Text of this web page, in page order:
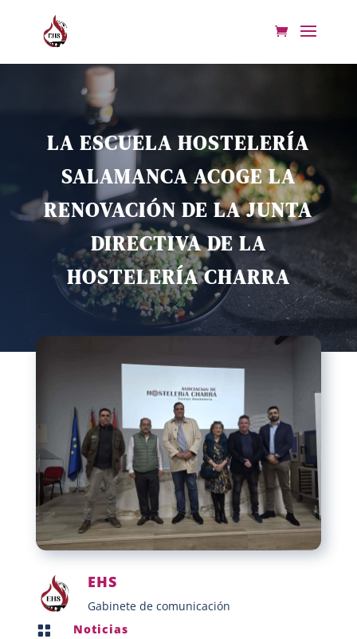
LA ESCUELA HOSTELERÍA
SALAMANCA ACOGE LA
RENOVACIÓN DE LA JUNTA
DIRECTIVA DE LA
HOSTELERÍA CHARRA
EHS
Gabinete de comunicación
 Noticias